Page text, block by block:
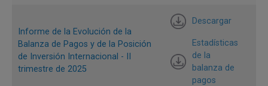
Cifras como porcentaje del PIB
Informe de la Evolución de la
Balanza de Pagos y de la Posición
de Inversión Internacional - II
trimestre de 2025
Descargar
Estadísticas
de la
balanza de
pagos